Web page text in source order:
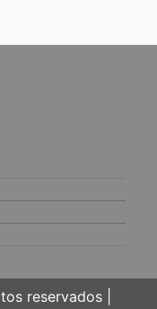
reservados |